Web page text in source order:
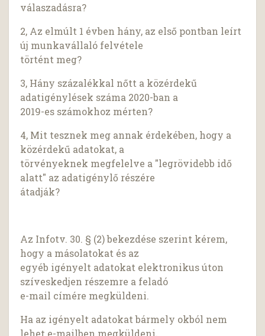
válaszadásra?
2, Az elmúlt 1 évben hány, az első pontban leírt
új munkavállaló felvétele
történt meg?
3, Hány százalékkal nőtt a közérdekű
adatigénylések száma 2020-ban a
2019-es számokhoz mérten?
4, Mit tesznek meg annak érdekében, hogy a
közérdekű adatokat, a
törvényeknek megfelelve a "legrövidebb idő
alatt" az adatigénylő részére
átadják?
Az Infotv. 30. § (2) bekezdése szerint kérem,
hogy a másolatokat és az
egyéb igényelt adatokat elektronikus úton
szíveskedjen részemre a feladó
e-mail címére megküldeni.
Ha az igényelt adatokat bármely okból nem